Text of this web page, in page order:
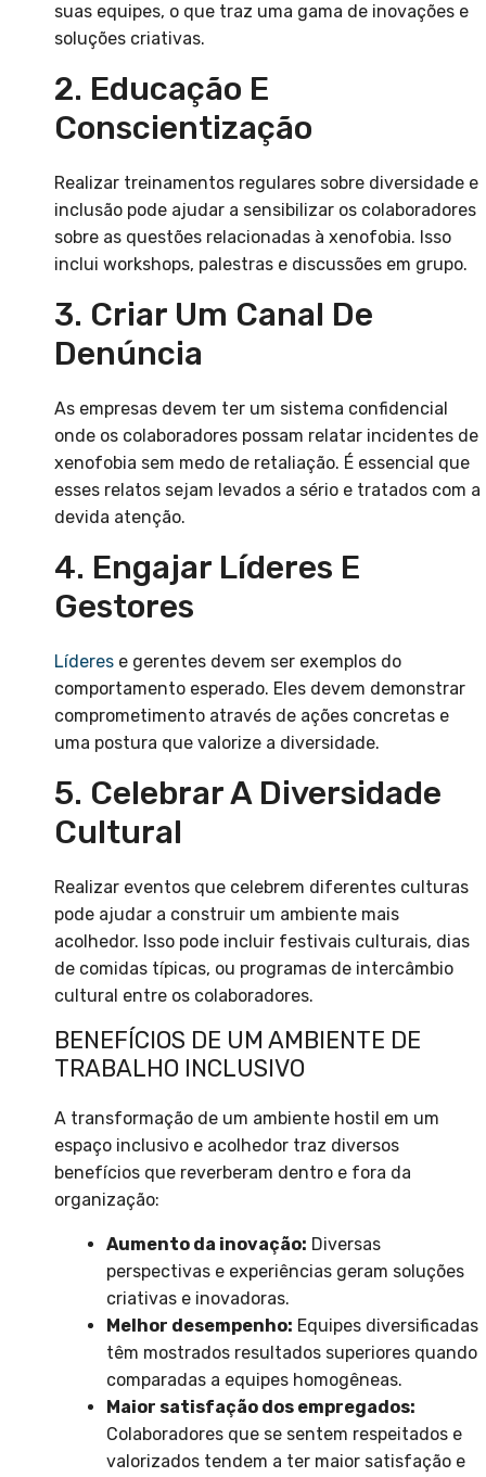
suas equipes, o que traz uma gama de inovações e
soluções criativas.
2. Educação E
Conscientização
Realizar treinamentos regulares sobre diversidade e
inclusão pode ajudar a sensibilizar os colaboradores
sobre as questões relacionadas à xenofobia. Isso
inclui workshops, palestras e discussões em grupo.
3. Criar Um Canal De
Denúncia
As empresas devem ter um sistema confidencial
onde os colaboradores possam relatar incidentes de
xenofobia sem medo de retaliação. É essencial que
esses relatos sejam levados a sério e tratados com a
devida atenção.
4. Engajar Líderes E
Gestores
Líderes e gerentes devem ser exemplos do
comportamento esperado. Eles devem demonstrar
comprometimento através de ações concretas e
uma postura que valorize a diversidade.
5. Celebrar A Diversidade
Cultural
Realizar eventos que celebrem diferentes culturas
pode ajudar a construir um ambiente mais
acolhedor. Isso pode incluir festivais culturais, dias
de comidas típicas, ou programas de intercâmbio
cultural entre os colaboradores.
BENEFÍCIOS DE UM AMBIENTE DE
TRABALHO INCLUSIVO
A transformação de um ambiente hostil em um
espaço inclusivo e acolhedor traz diversos
benefícios que reverberam dentro e fora da
organização:
Aumento da inovação: Diversas
perspectivas e experiências geram soluções
criativas e inovadoras.
Melhor desempenho: Equipes diversificadas
têm mostrados resultados superiores quando
comparadas a equipes homogêneas.
Maior satisfação dos empregados:
Colaboradores que se sentem respeitados e
valorizados tendem a ter maior satisfação e